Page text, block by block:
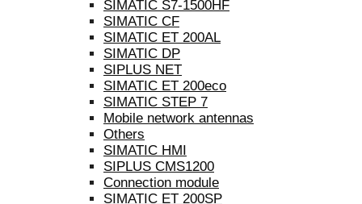
SIMATIC S7-1500HF
SIMATIC CF
SIMATIC ET 200AL
SIMATIC DP
SIPLUS NET
SIMATIC ET 200eco
SIMATIC STEP 7
Mobile network antennas
Others
SIMATIC HMI
SIPLUS CMS1200
Connection module
SIMATIC ET 200SP